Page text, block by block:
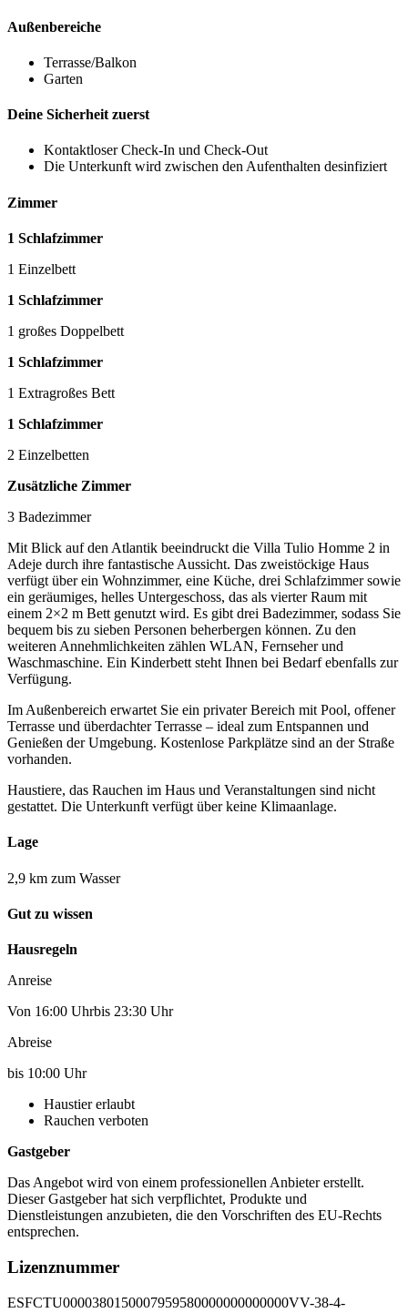
Außenbereiche
Terrasse/Balkon
Garten
Deine Sicherheit zuerst
Kontaktloser Check-In und Check-Out
Die Unterkunft wird zwischen den Aufenthalten desinfiziert
Zimmer
1 Schlafzimmer
1 Einzelbett
1 Schlafzimmer
1 großes Doppelbett
1 Schlafzimmer
1 Extragroßes Bett
1 Schlafzimmer
2 Einzelbetten
Zusätzliche Zimmer
3 Badezimmer
Mit Blick auf den Atlantik beeindruckt die Villa Tulio Homme 2 in
Adeje durch ihre fantastische Aussicht. Das zweistöckige Haus
verfügt über ein Wohnzimmer, eine Küche, drei Schlafzimmer sowie
ein geräumiges, helles Untergeschoss, das als vierter Raum mit
einem 2×2 m Bett genutzt wird. Es gibt drei Badezimmer, sodass Sie
bequem bis zu sieben Personen beherbergen können. Zu den
weiteren Annehmlichkeiten zählen WLAN, Fernseher und
Waschmaschine. Ein Kinderbett steht Ihnen bei Bedarf ebenfalls zur
Verfügung.
Im Außenbereich erwartet Sie ein privater Bereich mit Pool, offener
Terrasse und überdachter Terrasse – ideal zum Entspannen und
Genießen der Umgebung. Kostenlose Parkplätze sind an der Straße
vorhanden.
Haustiere, das Rauchen im Haus und Veranstaltungen sind nicht
gestattet. Die Unterkunft verfügt über keine Klimaanlage.
Lage
2,9 km zum Wasser
Gut zu wissen
Hausregeln
Anreise
Von 16:00 Uhrbis 23:30 Uhr
Abreise
bis 10:00 Uhr
Haustier erlaubt
Rauchen verboten
Gastgeber
Das Angebot wird von einem professionellen Anbieter erstellt.
Dieser Gastgeber hat sich verpflichtet, Produkte und
Dienstleistungen anzubieten, die den Vorschriften des EU-Rechts
entsprechen.
Lizenznummer
ESFCTU0000380150007959580000000000000VV-38-4-